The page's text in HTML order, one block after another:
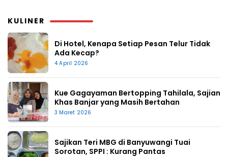
KULINER
Di Hotel, Kenapa Setiap Pesan Telur Tidak
Ada Kecap?
4 April 2026
Kue Gagayaman Bertopping Tahilala, Sajian
Khas Banjar yang Masih Bertahan
3 Maret 2026
Sajikan Teri MBG di Banyuwangi Tuai
Sorotan, SPPI : Kurang Pantas